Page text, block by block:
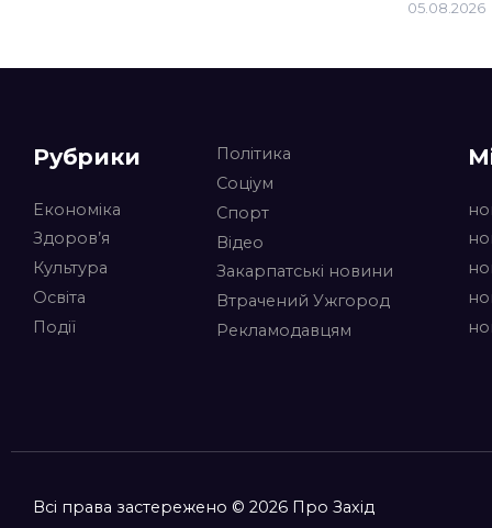
05.08.2026
Рубрики
Економіка
Здоров’я
Культура
Освіта
Події
Політика
Соціум
Спорт
Відео
Закарпатські новини
Втрачений Ужгород
Рекламодавцям
Всі права застережено © 2026 Про Захід